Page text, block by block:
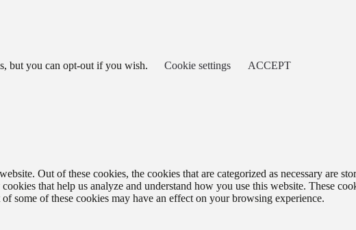
but you can opt-out if you wish.
Cookie settings
ACCEPT
Out of these cookies, the cookies that are categorized as necessary are
that help us analyze and understand how you use this website. These
some of these cookies may have an effect on your browsing experience.